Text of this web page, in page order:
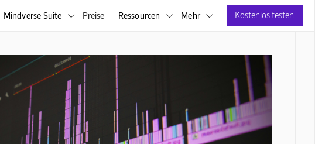
Mindverse Suite  Preise Ressourcen  Mehr  Kostenlos testen